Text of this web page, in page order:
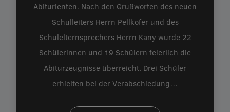
Abiturienten. Nach den Grußworten des neuen
Schulleiters Herrn Pellkofer und des
Schulelternsprechers Herrn Kany wurde 22
Schülerinnen und 19 Schülern feierlich die
Abiturzeugnisse überreicht. Drei Schüler
erhielten bei der Verabschiedung…